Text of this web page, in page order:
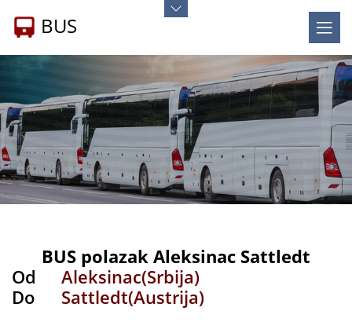
BUS
BUS polazak Aleksinac Sattledt
Od
Do
Aleksinac(Srbija)
Sattledt(Austrija)